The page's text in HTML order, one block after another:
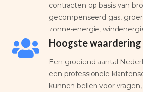
contracten op basis van
gecompenseerd gas,
zonne-energie,
Hoogste waardering
Een groeiend aantal
een professionele
kunnen bellen voor